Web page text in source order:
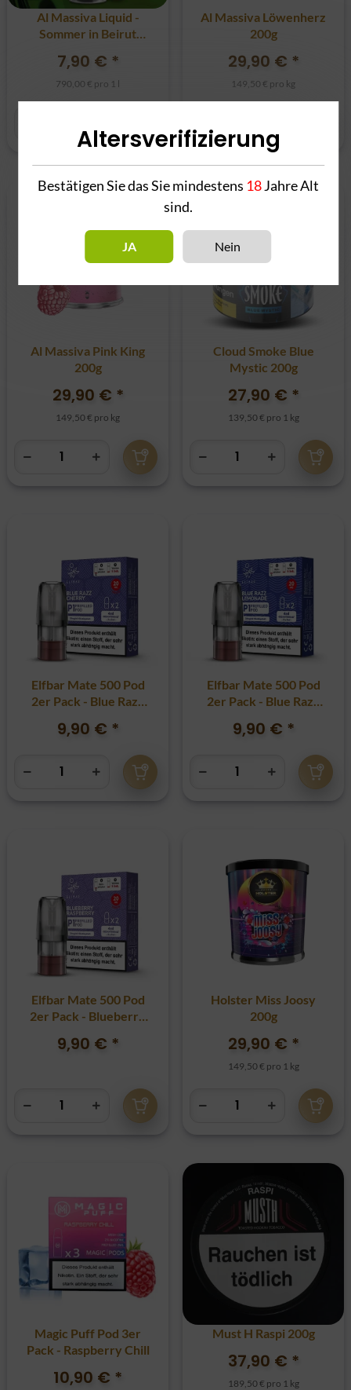
Al Massiva Liquid -
Sommer in Beirut
7,90 € *
790,00 € pro 1 l
Al Massiva Löwenherz
200g
29,90 € *
149,50 € pro kg
Al Massiva Pink King
200g
29,90 € *
149,50 € pro kg
Cloud Smoke Blue
Mystic 200g
27,90 € *
139,50 € pro 1 kg
Elfbar Mate 500 Pod
2er Pack - Blue Razz
9,90 € *
Elfbar Mate 500 Pod
2er Pack - Blue Razz
9,90 € *
Elfbar Mate 500 Pod
2er Pack - Blueberry
9,90 € *
Holster Miss Joosy
200g
29,90 € *
149,50 € pro 1 kg
Magic Puff Pod 3er
Pack - Raspberry Chill
10,90 € *
Must H Raspi 200g
37,90 € *
189,50 € pro 1 kg
Altersverifizierung
Bestätigen Sie das Sie mindestens 18Jahre Alt
sind.
JA Nein